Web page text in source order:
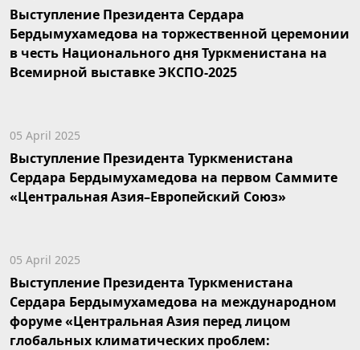
Выступление Президента Сердара
Бердымухамедова на торжественной церемонии
в честь Национального дня Туркменистана на
Всемирной выставке ЭКСПО-2025
05 April 2025
Выступление Президента Туркменистана
Сердара Бердымухамедова на первом Саммите
«Центральная Азия–Европейский Союз»
05 April 2025
Выступление Президента Туркменистана
Сердара Бердымухамедова на международном
форуме «Центральная Азия перед лицом
глобальных климатических проблем: